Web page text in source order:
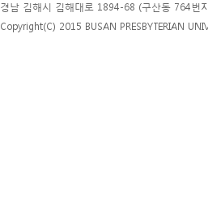
경남 김해시 김해대로 1894-68 (구산동 764
Copyright(C) 2015 BUSAN PRESBYTERIAN